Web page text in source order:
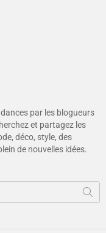
par les blogueurs
et partagez les
déco, style, des
de nouvelles idées.